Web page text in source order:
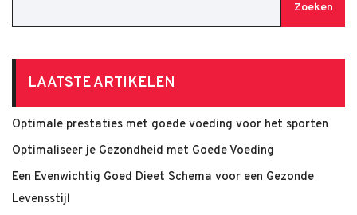
Zoeken
LAATSTE ARTIKELEN
Optimale prestaties met goede voeding voor het sporten
Optimaliseer je Gezondheid met Goede Voeding
Een Evenwichtig Goed Dieet Schema voor een Gezonde
Levensstijl